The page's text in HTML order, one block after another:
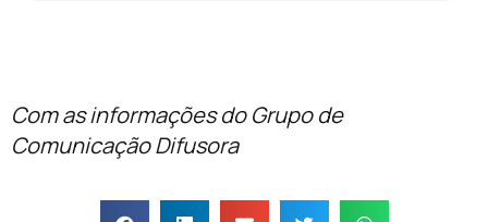
Com as informações do Grupo de
Comunicação Difusora